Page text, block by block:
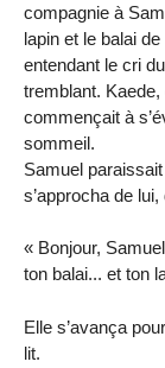
compagnie à
lapin et le balai
entendant le cri
tremblant.
commençait à
sommeil.
Samuel
s’approcha de
« Bonjour,
ton balai... et ton
Elle s’avança
lit.